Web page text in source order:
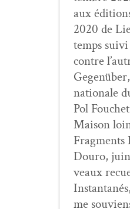
aux
2020 de
temps suivi
con­tre
nationale
Pol
Mai­son
Douro,
veaux
me